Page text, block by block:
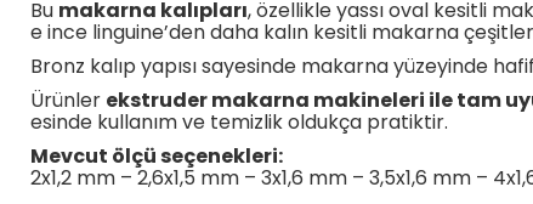
Bu makarna kalıpları, özellikle yassı oval kesitli
e ince linguine’den daha kalın kesitli makarna
Bronz kalıp yapısı sayesinde makarna yüzeyinde
Ürünler ekstruder makarna makineleri ile tam
esinde kullanım ve temizlik oldukça pratiktir.
Mevcut ölçü seçenekleri:
2x1,2 mm – 2,6x1,5 mm – 3x1,6 mm – 3,5x1,6 mm –